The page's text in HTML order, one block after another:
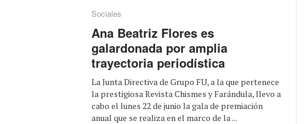
Sociales
Ana Beatriz Flores es
galardonada por amplia
trayectoria periodística
La Junta Directiva de Grupo FU, a la que pertenece
la prestigiosa Revista Chismes y Farándula, llevo a
cabo el lunes 22 de junio la gala de premiación
anual que se realiza en el marco de la ...